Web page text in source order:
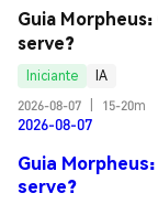
Guia
serve?
Iniciante
IA
2026-08-07
15-20m
2026-08-07
Guia
serve?